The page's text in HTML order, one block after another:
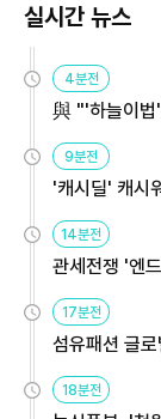
실시간 뉴스
4분전
與 "'하늘이법
9분전
'캐시딜' 캐시
14분전
관세전쟁 '엔
17분전
섬유패션 글
18분전